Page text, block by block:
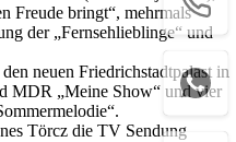
Freude bringt“, mehrmals
der „Fernsehlieblinge“ und
neuen Friedrichstadtpalast in
MDR „Meine Show“ und vier
Törcz die TV Sendung